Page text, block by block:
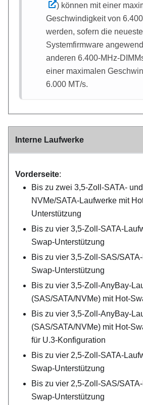
) können mit einer
Geschwindigkeit von
werden, sofern die neueste
Systemfirmware
anderen 6.400-MHz-
einer maximalen
6.000 MT/s.
Interne Laufwerke
Vorderseite:
Bis zu zwei 3,5-Zoll-SATA-
NVMe/SATA-Laufwerke mit
Unterstützung
Bis zu vier 3,5-Zoll-SATA-
Swap-Unterstützung
Bis zu vier 3,5-Zoll-SAS/
Swap-Unterstützung
Bis zu vier 3,5-Zoll-AnyBay-
(SAS/SATA/NVMe) mit Hot-
Bis zu vier 3,5-Zoll-AnyBay-
(SAS/SATA/NVMe) mit Hot-
für U.3-Konfiguration
Bis zu vier 2,5-Zoll-SATA-
Swap-Unterstützung
Bis zu vier 2,5-Zoll-SAS/
Swap-Unterstützung